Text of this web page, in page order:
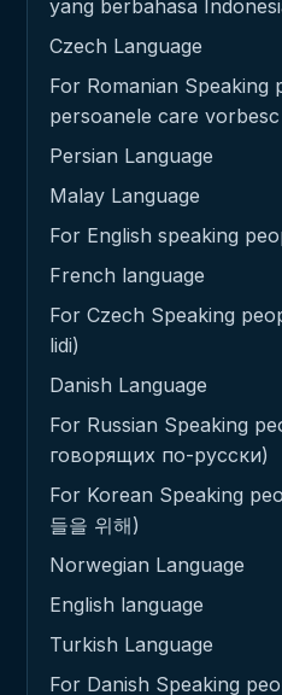
yang berbahasa
Czech Language
For Romanian Speaking
persoanele care
Persian Language
Malay Language
For English speaking
French language
For Czech Speaking
lidi)
Danish Language
For Russian Speaking
говорящих по-русски)
For Korean Speaking
들을 위해)
Norwegian Language
English language
Turkish Language
For Danish Speaking